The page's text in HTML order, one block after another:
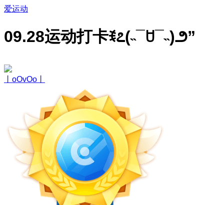
爱运动
09.28运动打卡ꉂ೭(˵¯ꇴ¯˵)౨”
丨oOvOo丨